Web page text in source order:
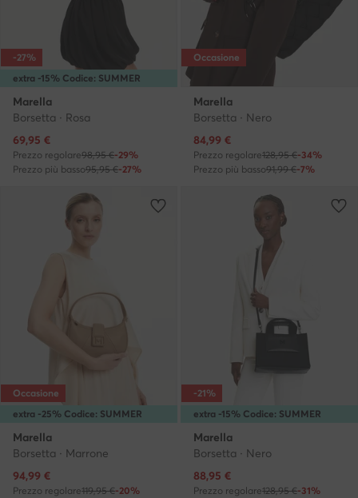
extra -15% Codice: SUMMER
-27%
Marella
Borsetta · Rosa
Prezzo attuale
69,95 €
Prezzo regolare98,95 €-29%
Prezzo più basso95,95 €-27%
Occasione
Marella
Borsetta · Nero
Prezzo attuale
84,99 €
Prezzo regolare128,95 €-34%
Prezzo più basso91,99 €-7%
extra -25% Codice: SUMMER
Occasione
Marella
Borsetta · Marrone
Prezzo attuale
94,99 €
Prezzo regolare119,95 €-20%
extra -15% Codice: SUMMER
-21%
Marella
Borsetta · Nero
Prezzo attuale
88,95 €
Prezzo regolare128,95 €-31%